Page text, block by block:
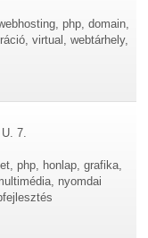
php, domain,
virtual, webtárhely,
7.
php, honlap, grafika,
nyomdai